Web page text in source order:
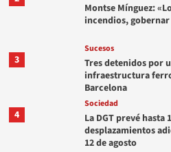
Montse Mínguez:
incendios,
3
Sucesos
Tres detenidos por
infraestructura
Barcelona
4
Sociedad
La DGT prevé hasta
desplazamientos
12 de agosto